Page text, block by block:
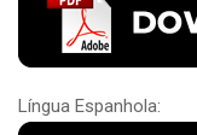
Língua Espanhola: